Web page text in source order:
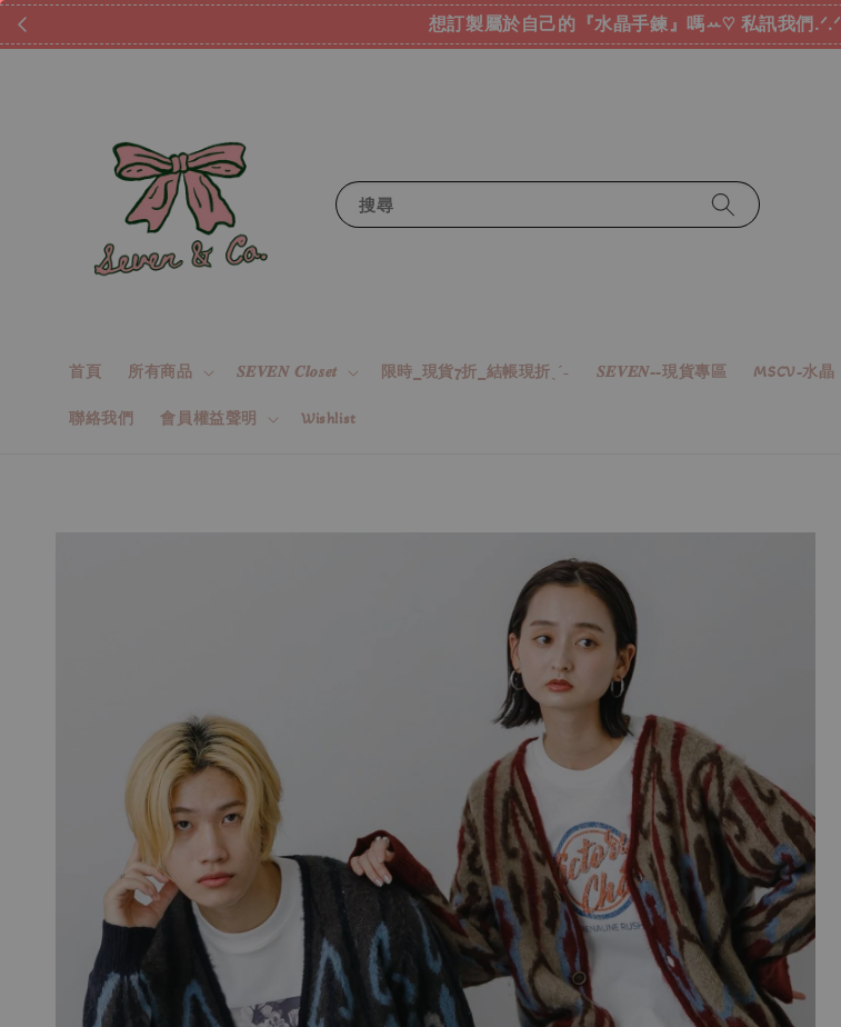
想訂製屬於自己的『水晶手鍊』嗎ꕀ♡ 私訊我們.ᐟ.ᐟ
搜尋
首頁 所有商品 𝑺𝑬𝑽𝑬𝑵 𝑪𝒍𝒐𝒔𝒆𝒕 限時_現貨7折_結帳現折ˎˊ˗ 𝑺𝑬𝑽𝑬𝑵--現貨專區 MSCV-水晶
聯絡我們 會員權益聲明 Wishlist